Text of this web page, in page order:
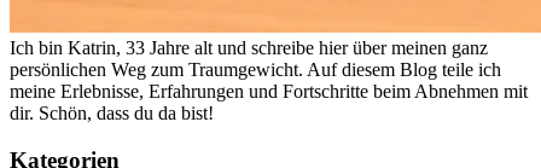
Ich bin Katrin, 33 Jahre alt und schreibe hier über meinen ganz
persönlichen Weg zum Traumgewicht. Auf diesem Blog teile ich
meine Erlebnisse, Erfahrungen und Fortschritte beim Abnehmen mit
dir. Schön, dass du da bist!
Kategorien